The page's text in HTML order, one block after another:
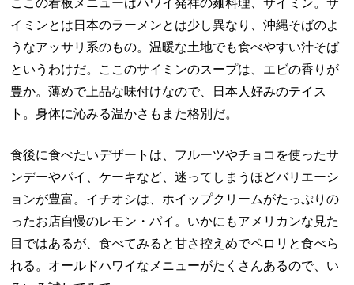
イミンとは日本のラーメンとは少し異なり、沖縄そばのよ
うなアッサリ系のもの。温暖な土地でも食べやすい汁そば
というわけだ。ここのサイミンのスープは、エビの香りが
豊か。薄めで上品な味付けなので、日本人好みのテイス
ト。身体に沁みる温かさもまた格別だ。
食後に食べたいデザートは、フルーツやチョコを使ったサ
ンデーやパイ、ケーキなど、迷ってしまうほどバリエーシ
ョンが豊富。イチオシは、ホイップクリームがたっぷりの
ったお店自慢のレモン・パイ。いかにもアメリカンな見た
目ではあるが、食べてみると甘さ控えめでペロリと食べら
れる。オールドハワイなメニューがたくさんあるので、い